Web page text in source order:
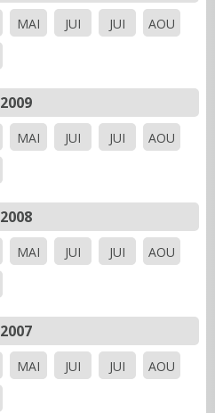
MAI JUI JUI
AOU
2009
MAI JUI JUI
AOU
2008
MAI JUI JUI
AOU
2007
MAI JUI JUI
AOU